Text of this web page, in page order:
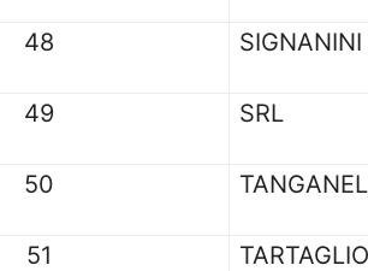
48 SIGNANINI
49 SRL
50
51